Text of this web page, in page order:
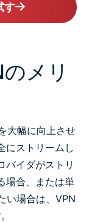
す
メリ
大幅に向上させ
にストリームし
バイダがストリ
場合、または単
い場合は、VPN